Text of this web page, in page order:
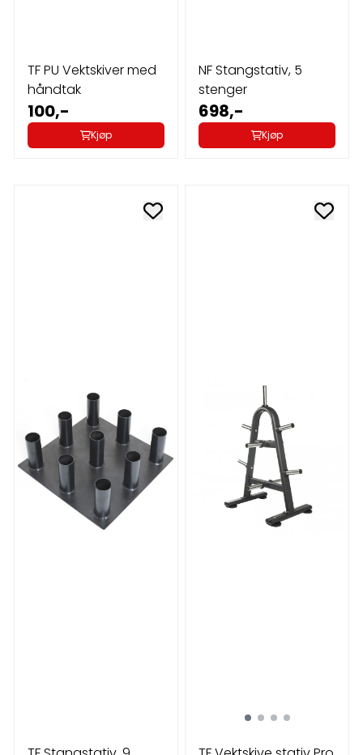
TF PU Vektskiver med
håndtak
100,-
Kjøp
NF Stangstativ, 5
stenger
698,-
Kjøp